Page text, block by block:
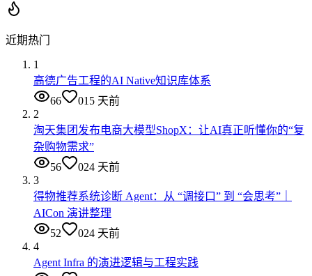
近期热门
1
高德广告工程的AI Native知识库体系
66
015 天前
2
淘天集团发布电商大模型ShopX：让AI真正听懂你的“复
杂购物需求”
56
024 天前
3
得物推荐系统诊断 Agent：从 “调接口” 到 “会思考”｜
AICon 演讲整理
52
024 天前
4
Agent Infra 的演进逻辑与工程实践